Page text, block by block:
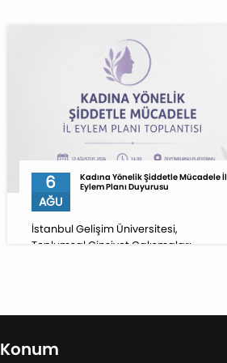
6
AĞU
Kadına Yönelik Şiddetle Mücadele İl
Eylem Planı Duyurusu
İstanbul Gelişim Üniversitesi,
Toplumsal Cinsiyet Çalışmaları
Mücadele İl Koordinasyon, İzleme ve
Değerlendirme Komisyonu 1. Dönem
Konum